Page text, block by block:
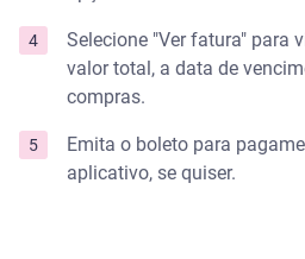
Selecione "Ver fatura" para
valor total, a data de
compras.
Emita o boleto para
aplicativo, se quiser.